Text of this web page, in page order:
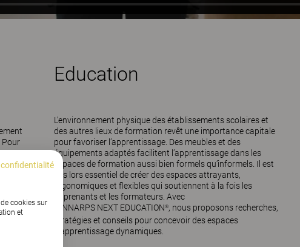
Pour
Education
L’environnement physique des établissements scolaires et
des autres lieux de formation revêt une importance capitale
pour favoriser l’apprentissage. Des meubles et des
équipements adaptés facilitent l’apprentissage dans les
espaces de formation aussi bien formels qu’informels. Il est
dès lors essentiel de créer des espaces attrayants,
ergonomiques et flexibles qui soutiennent à la fois les
apprenants et les formateurs. Avec
KINNARPS NEXT EDUCATION®, nous proposons recherches,
stratégies et conseils pour concevoir des espaces
d’apprentissage dynamiques.
cookies sur
et